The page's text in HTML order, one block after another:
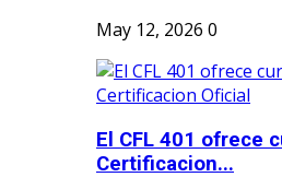
May 12, 2026 0
El CFL 401 ofrece
Certificacion...